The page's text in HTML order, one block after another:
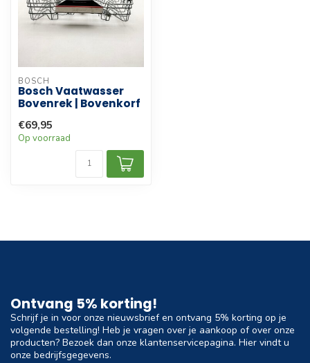
BOSCH
Bosch Vaatwasser
Bovenrek | Bovenkorf
€69,95
Op voorraad
Ontvang 5% korting!
Schrijf je in voor onze nieuwsbrief en ontvang 5% korting op je
volgende bestelling! Heb je vragen over je aankoop of over onze
producten? Bezoek dan onze klantenservicepagina. Hier vindt u
onze bedrijfsgegevens.